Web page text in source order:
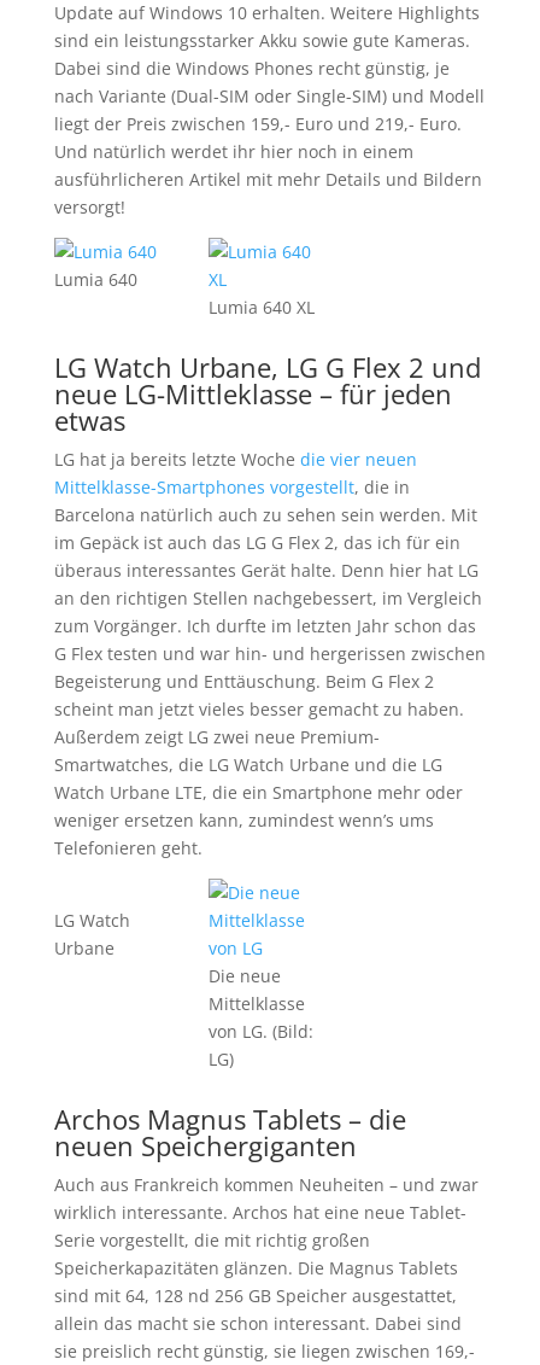
Update auf Windows 10 erhalten. Weitere Highlights
sind ein leistungsstarker Akku sowie gute Kameras.
Dabei sind die Windows Phones recht günstig, je
nach Variante (Dual-SIM oder Single-SIM) und Modell
liegt der Preis zwischen 159,- Euro und 219,- Euro.
Und natürlich werdet ihr hier noch in einem
ausführlicheren Artikel mit mehr Details und Bildern
versorgt!
Lumia 640
Lumia 640 XL
LG Watch Urbane, LG G Flex 2 und
neue LG-Mittleklasse – für jeden
etwas
LG hat ja bereits letzte Woche die vier neuen
Mittelklasse-Smartphones vorgestellt, die in
Barcelona natürlich auch zu sehen sein werden. Mit
im Gepäck ist auch das LG G Flex 2, das ich für ein
überaus interessantes Gerät halte. Denn hier hat LG
an den richtigen Stellen nachgebessert, im Vergleich
zum Vorgänger. Ich durfte im letzten Jahr schon das
G Flex testen und war hin- und hergerissen zwischen
Begeisterung und Enttäuschung. Beim G Flex 2
scheint man jetzt vieles besser gemacht zu haben.
Außerdem zeigt LG zwei neue Premium-
Smartwatches, die LG Watch Urbane und die LG
Watch Urbane LTE, die ein Smartphone mehr oder
weniger ersetzen kann, zumindest wenn’s ums
Telefonieren geht.
LG Watch
Urbane
Die neue
Mittelklasse
von LG. (Bild:
LG)
Archos Magnus Tablets – die
neuen Speichergiganten
Auch aus Frankreich kommen Neuheiten – und zwar
wirklich interessante. Archos hat eine neue Tablet-
Serie vorgestellt, die mit richtig großen
Speicherkapazitäten glänzen. Die Magnus Tablets
sind mit 64, 128 nd 256 GB Speicher ausgestattet,
allein das macht sie schon interessant. Dabei sind
sie preislich recht günstig, sie liegen zwischen 169,-